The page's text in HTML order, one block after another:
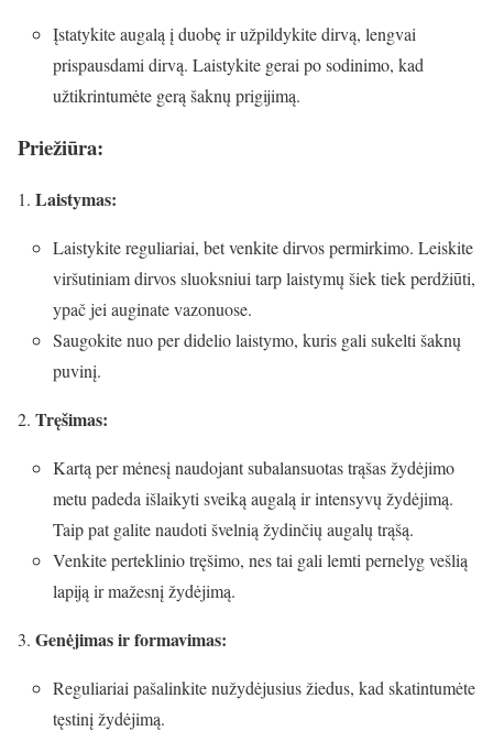
Įstatykite augalą į duobę ir užpildykite dirvą, lengvai
prispausdami dirvą. Laistykite gerai po sodinimo, kad
užtikrintumėte gerą šaknų prigijimą.
Priežiūra:
Laistymas:
Laistykite reguliariai, bet venkite dirvos permirkimo. Leiskite
viršutiniam dirvos sluoksniui tarp laistymų šiek tiek perdžiūti,
ypač jei auginate vazonuose.
Saugokite nuo per didelio laistymo, kuris gali sukelti šaknų
puvinį.
Tręšimas:
Kartą per mėnesį naudojant subalansuotas trąšas žydėjimo
metu padeda išlaikyti sveiką augalą ir intensyvų žydėjimą.
Taip pat galite naudoti švelnią žydinčių augalų trąšą.
Venkite perteklinio tręšimo, nes tai gali lemti pernelyg vešlią
lapiją ir mažesnį žydėjimą.
Genėjimas ir formavimas:
Reguliariai pašalinkite nužydėjusius žiedus, kad skatintumėte
tęstinį žydėjimą.